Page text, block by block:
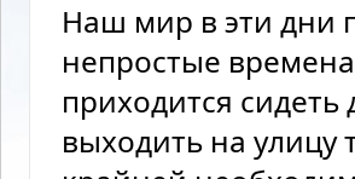
Наш мир в эти дни
непростые
приходится сидеть
выходить на улицу